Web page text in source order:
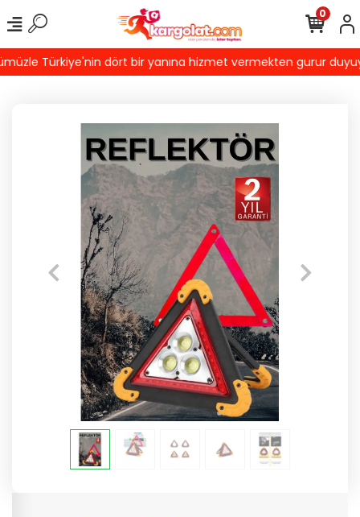
Türkiye'nin dört bir yanına hizmet vermekten gurur
0